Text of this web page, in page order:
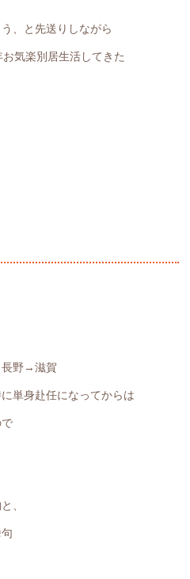
、と先送りしながら
気楽別居生活してきた
野→滋賀
単身赴任になってからは
、